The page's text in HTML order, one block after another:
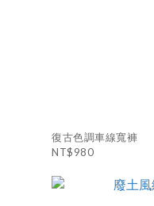
復古色調車線寬褲
NT$980